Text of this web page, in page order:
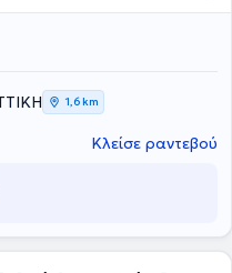
1,6 km
Κλείσε ραντεβού